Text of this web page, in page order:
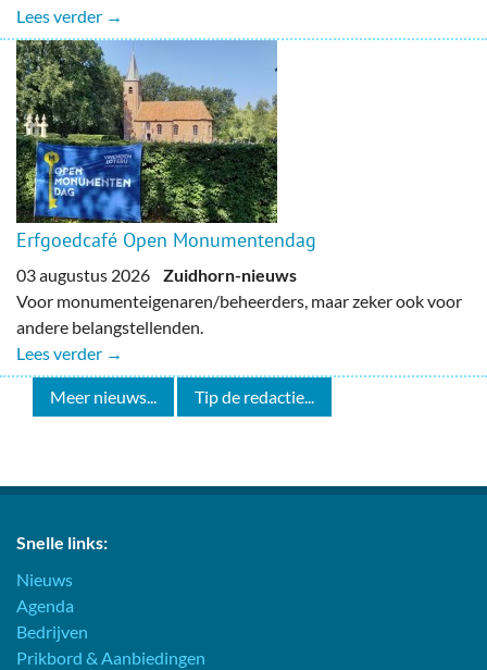
Lees verder →
Erfgoedcafé Open Monumentendag
03 augustus 2026 Zuidhorn-nieuws
Voor monumenteigenaren/beheerders, maar zeker ook voor
andere belangstellenden.
Lees verder →
Meer nieuws... Tip de redactie...
Snelle links:
Nieuws
Agenda
Bedrijven
Prikbord & Aanbiedingen